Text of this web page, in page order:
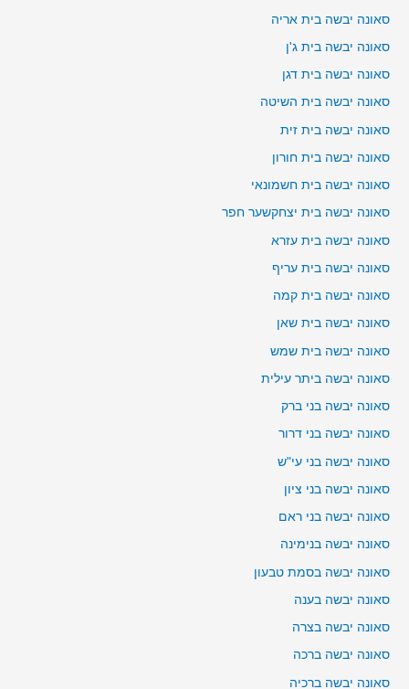
סאונה יבשה בית אריה
סאונה יבשה בית ג'ן
סאונה יבשה בית דגן
סאונה יבשה בית השיטה
סאונה יבשה בית זית
סאונה יבשה בית חורון
סאונה יבשה בית חשמונאי
סאונה יבשה בית יצחקשער חפר
סאונה יבשה בית עזרא
סאונה יבשה בית עריף
סאונה יבשה בית קמה
סאונה יבשה בית שאן
סאונה יבשה בית שמש
סאונה יבשה ביתר עילית
סאונה יבשה בני ברק
סאונה יבשה בני דרור
סאונה יבשה בני עי"ש
סאונה יבשה בני ציון
סאונה יבשה בני ראם
סאונה יבשה בנימינה
סאונה יבשה בסמת טבעון
סאונה יבשה בענה
סאונה יבשה בצרה
סאונה יבשה ברכה
סאונה יבשה ברכיה